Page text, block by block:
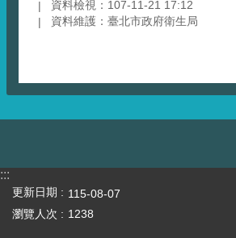
資料檢視：107-11-21 17:12
資料維護：臺北市政府衛生局
:::
更新日期
115-08-07
瀏覽人次
1238